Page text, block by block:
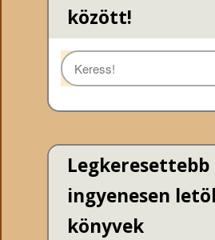
között!
Legkeresettebb
ingyenesen
könyvek